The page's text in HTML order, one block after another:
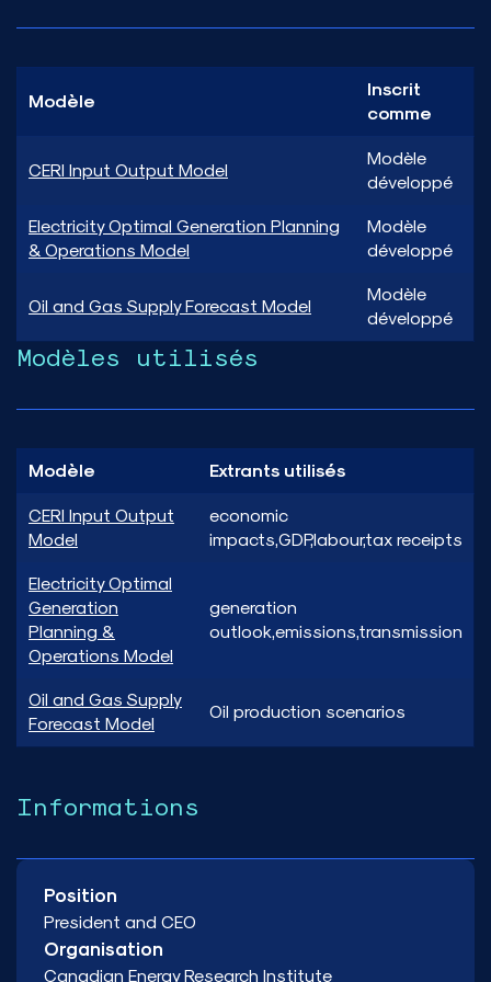
Modèle
Inscrit
comme
CERI Input Output Model
Modèle
développé
Electricity Optimal Generation Planning
& Operations Model
Modèle
développé
Oil and Gas Supply Forecast Model
Modèle
développé
Modèles utilisés
Modèle Extrants utilisés
CERI Input Output
Model
economic
impacts,GDP,labour,tax receipts
Electricity Optimal
Generation
Planning &
Operations Model
generation
outlook,emissions,transmission
Oil and Gas Supply
Forecast Model
Oil production scenarios
Informations
Position
President and CEO
Organisation
Canadian Energy Research Institute